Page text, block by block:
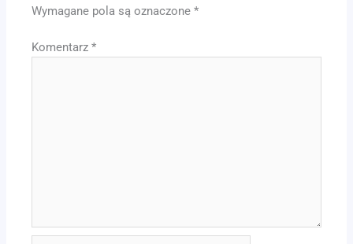
Wymagane pola są oznaczone*
Komentarz*